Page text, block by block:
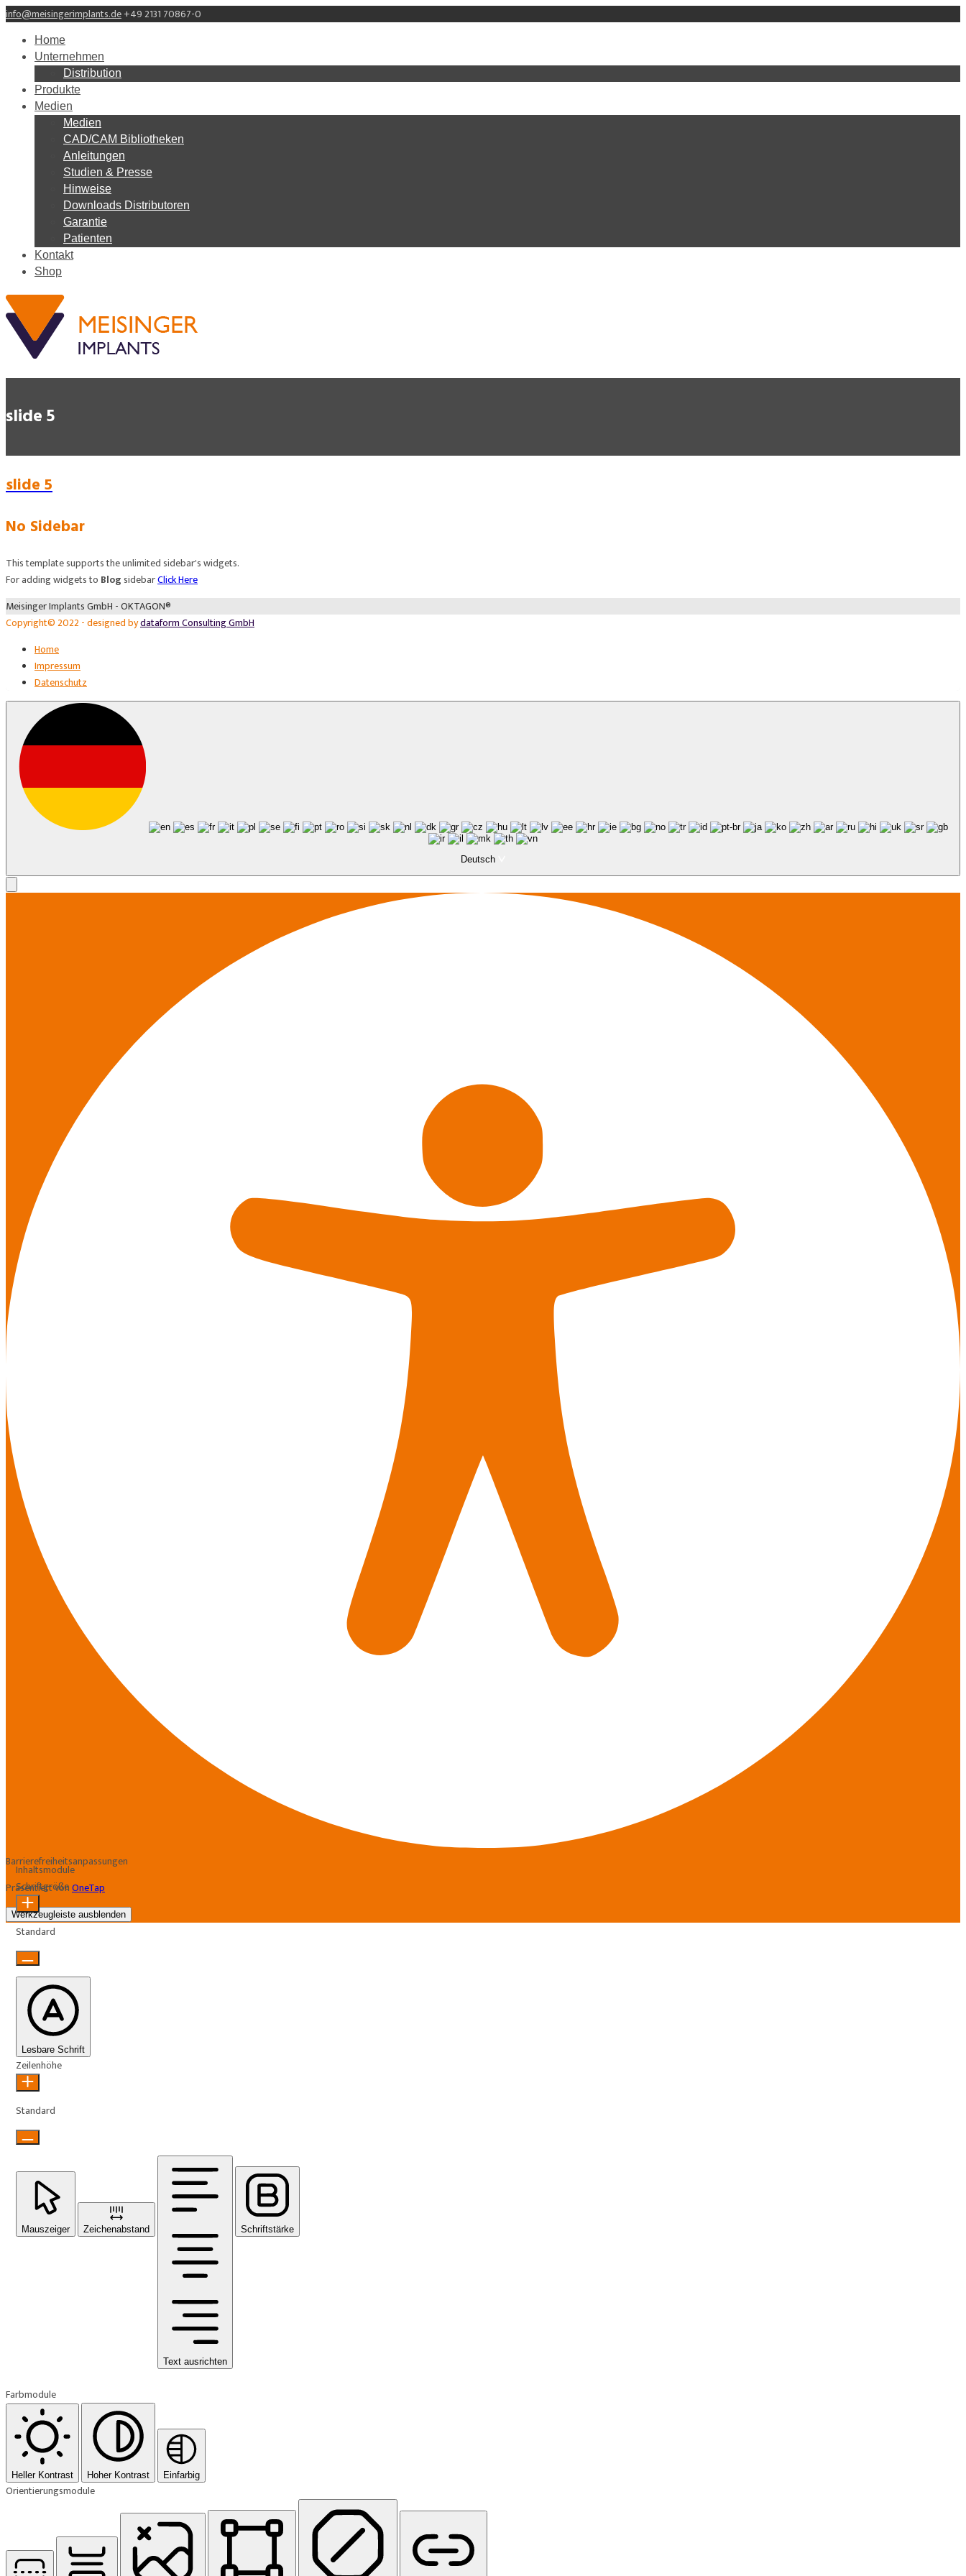
info@meisingerimplants.de+49 2131 70867-0
Home
Unternehmen
Distribution
Produkte
Medien
Medien
CAD/CAM Bibliotheken
Anleitungen
Studien & Presse
Hinweise
Downloads Distributoren
Garantie
Patienten
Kontakt
Shop
slide 5
slide 5
No Sidebar
This template supports the unlimited sidebar's widgets.
For adding widgets to BlogsidebarClick Here
Meisinger Implants GmbH - OKTAGON®
Copyright© 2022 - designed bydataform Consulting GmbH
Home
Impressum
Datenschutz
Deutsch
Barrierefreiheitsanpassungen
Präsentiert vonOneTap
Werkzeugleiste ausblenden
Inhaltsmodule
Schriftgröße
Standard
Lesbare Schrift
Zeilenhöhe
Standard
Mauszeiger Zeichenabstand
Text ausrichten
Schriftstärke
Farbmodule
Heller Kontrast Hoher Kontrast Einfarbig
Orientierungsmodule